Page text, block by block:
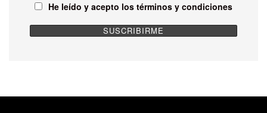
He leído y acepto los términos y condiciones